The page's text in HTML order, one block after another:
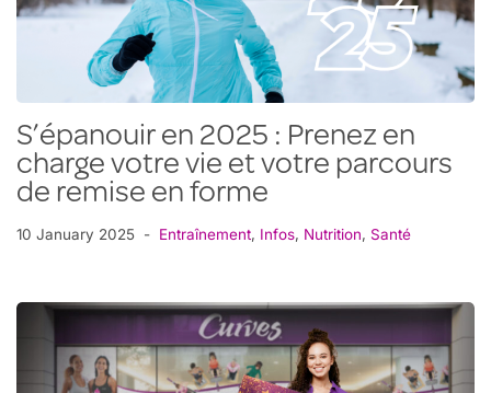
S’épanouir en 2025 : Prenez en
charge votre vie et votre parcours
de remise en forme
10 January 2025 Entraînement, Infos, Nutrition, Santé